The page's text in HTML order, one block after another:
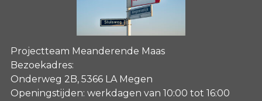
Projectteam Meanderende Maas
Bezoekadres:
Onderweg 2B, 5366 LA Megen
Openingstijden: werkdagen van 10:00 tot 16:00